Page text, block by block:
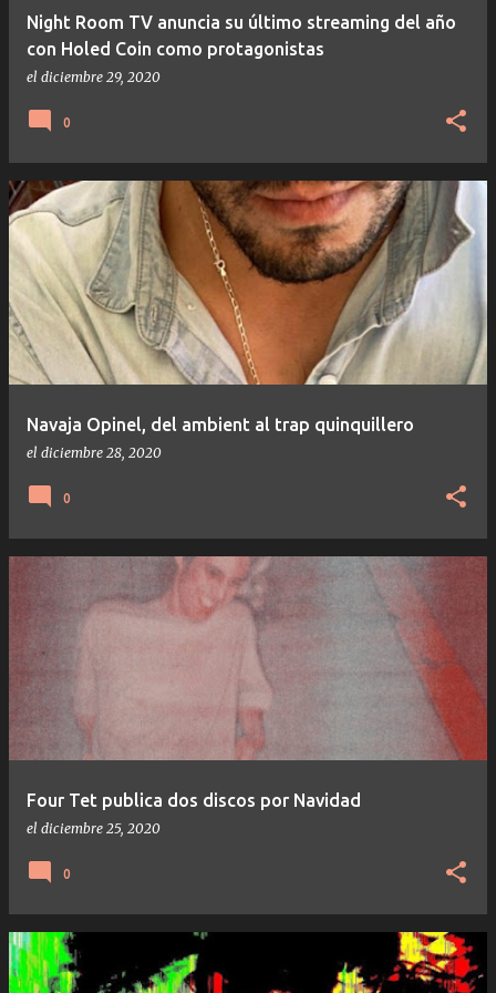
Night Room TV anuncia su último streaming del año
con Holed Coin como protagonistas
el diciembre 29, 2020
0
Navaja Opinel, del ambient al trap quinquillero
el diciembre 28, 2020
0
Four Tet publica dos discos por Navidad
el diciembre 25, 2020
0